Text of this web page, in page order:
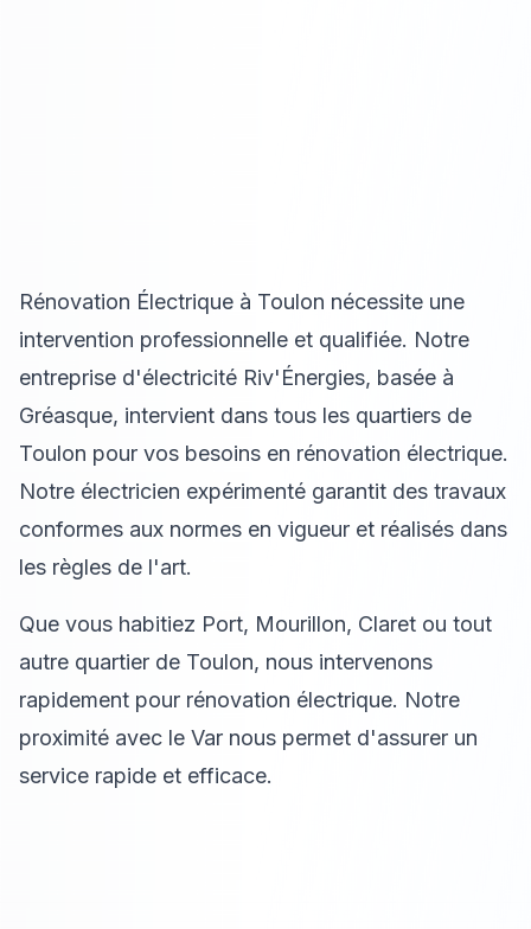
Rénovation Électrique à Toulon nécessite une
intervention professionnelle et qualifiée. Notre
entreprise d'électricité Riv'Énergies, basée à
Gréasque, intervient dans tous les quartiers de
Toulon pour vos besoins en rénovation électrique.
Notre électricien expérimenté garantit des travaux
conformes aux normes en vigueur et réalisés dans
les règles de l'art.
Que vous habitiez Port, Mourillon, Claret ou tout
autre quartier de Toulon, nous intervenons
rapidement pour rénovation électrique. Notre
proximité avec le Var nous permet d'assurer un
service rapide et efficace.